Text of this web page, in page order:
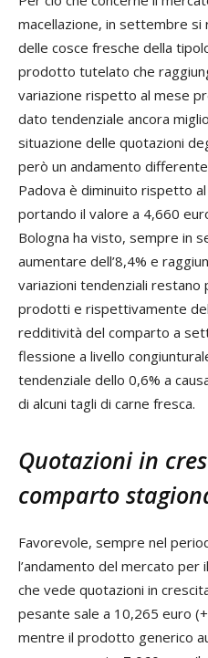
macellazione, in settembre
delle cosce fresche della
prodotto tutelato che
variazione rispetto al mese
dato tendenziale ancora
situazione delle quotazioni
però un andamento
Padova è diminuito rispetto
portando il valore a 4,660
Bologna ha visto, sempre in
aumentare dell’8,4% e
variazioni tendenziali
prodotti e rispettivamente
redditività del comparto a
flessione a livello
tendenziale dello 0,6% a
di alcuni tagli di carne fresca.
Quotazioni in
comparto
Favorevole, sempre nel
l’andamento del mercato
che vede quotazioni in
pesante sale a 10,265 euro
mentre il prodotto generico